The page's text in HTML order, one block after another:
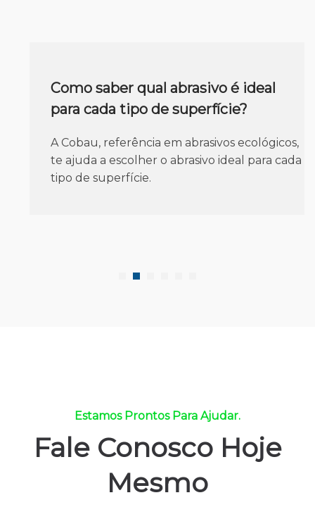
Como saber qual abrasivo é ideal
para cada tipo de superfície?
A Cobau, referência em abrasivos ecológicos,
te ajuda a escolher o abrasivo ideal para cada
tipo de superfície.
Estamos Prontos Para Ajudar.
Fale Conosco Hoje
Mesmo